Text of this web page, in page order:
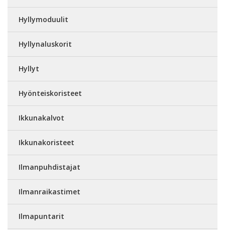
Hyllymoduulit
Hyllynaluskorit
Hyllyt
Hyönteiskoristeet
Ikkunakalvot
Ikkunakoristeet
Ilmanpuhdistajat
Ilmanraikastimet
Ilmapuntarit